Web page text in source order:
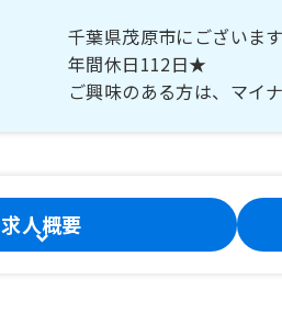
千葉県茂原市にございま
年間休日112日★
ご興味のある方は、マイ
求人概要